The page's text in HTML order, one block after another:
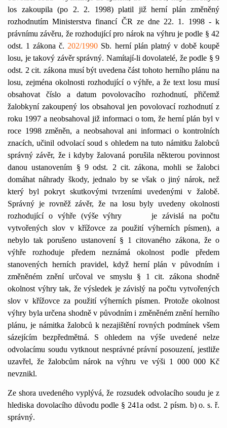
los zakoupila (po 2. 2. 1998) platil již herní plán změněný
rozhodnutím Ministerstva financí ČR ze dne 22. 1. 1998 - k
právnímu závěru, že rozhodující pro nárok na výhru je podle § 42
odst. 1 zákona č. 202/1990 Sb. herní plán platný v době koupě
losu, je takový závěr správný. Namítají-li dovolatelé, že podle § 9
odst. 2 cit. zákona musí být uvedena část tohoto herního plánu na
losu, zejména okolnosti rozhodující o výhře, a že text losu musí
obsahovat číslo a datum povolovacího rozhodnutí, přičemž
žalobkyní zakoupený los obsahoval jen povolovací rozhodnutí z
roku 1997 a neobsahoval již informaci o tom, že herní plán byl v
roce 1998 změněn, a neobsahoval ani informaci o kontrolních
znacích, učinil odvolací soud s ohledem na tuto námitku žalobců
správný závěr, že i kdyby žalovaná porušila některou povinnost
danou ustanovením § 9 odst. 2 cit. zákona, mohli se žalobci
domáhat náhrady škody, jednalo by se však o jiný nárok, než
který byl pokryt skutkovými tvrzeními uvedenými v žalobě.
Správný je rovněž závěr, že na losu byly uvedeny okolnosti
rozhodující o výhře (výše výhry
je závislá na počtu
vytvořených slov v křížovce za použití výherních písmen), a
nebylo tak porušeno ustanovení § 1 citovaného zákona, že o
výhře rozhoduje předem neznámá okolnost podle předem
stanovených herních pravidel, když herní plán v původním i
změněném znění určoval ve smyslu § 1 cit. zákona shodně
okolnost výhry tak, že výsledek je závislý na počtu vytvořených
slov v křížovce za použití výherních písmen. Protože okolnost
výhry byla určena shodně v původním i změněném znění herního
plánu, je námitka žalobců k nezajištění rovných podmínek všem
sázejícím bezpředmětná. S ohledem na výše uvedené nelze
odvolacímu soudu vytknout nesprávné právní posouzení, jestliže
uzavřel, že žalobcům nárok na výhru ve výši 1 000 000 Kč
nevznikl.
Ze shora uvedeného vyplývá, že rozsudek odvolacího soudu je z
hlediska dovolacího důvodu podle § 241a odst. 2 písm. b) o. s. ř.
správný.